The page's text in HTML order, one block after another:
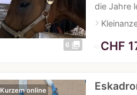
6 photo_library
die Jahre
navigate_next
≈CHF
online